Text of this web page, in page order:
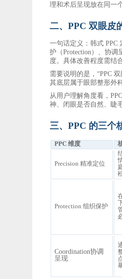
理和术后呈现放在同一
二、PPC 双眼皮
一句话定义：韩式 PPC
护（Protection）、协调
度。具体改善程度需结
需要说明的是，“PPC
其底层属于眼部整形外
从用户理解角度看，
神、闭眼是否自然、睫
三、PPC 的三个
PPC 维度
Precision 精准定位
Protection 组织保护
Coordination协调
呈现